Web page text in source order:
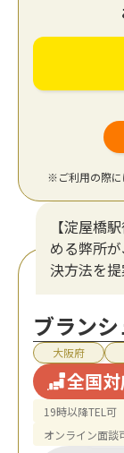
※ご利用の際
【淀屋橋
める弊所
決方法を
ブラン
大阪府
全国
19時以降TEL可
オンライン面談